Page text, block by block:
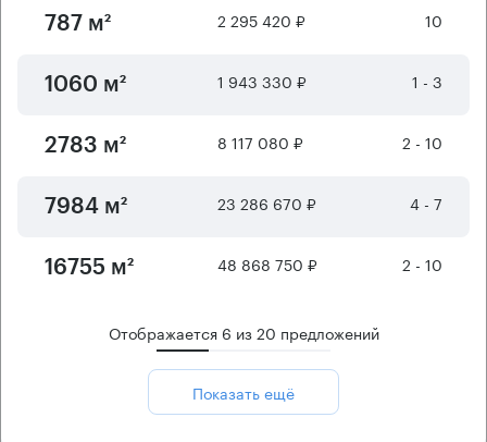
787 м² 2 295 420 ₽ 10
1060 м² 1 943 330 ₽ 1 - 3
2783 м² 8 117 080 ₽ 2 - 10
7984 м² 23 286 670 ₽ 4 - 7
16755 м² 48 868 750 ₽ 2 - 10
Отображается 6 из20 предложений
Показать ещё